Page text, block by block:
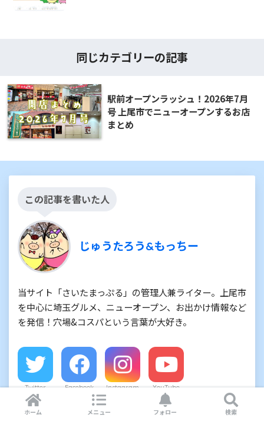
同じカテゴリーの記事
駅前オープンラッシュ！2026年7月
号 上尾市でニューオープンするお店
まとめ
この記事を書いた人
じゅうたろう&もっちー
当サイト「さいたまっぷる」の管理人兼ライター。上尾市
を中心に埼玉グルメ、ニューオープン、お出かけ情報など
を発信！穴場&コスパという言葉が大好き。
Twitter Facebook Instagram YouTube
ホーム メニュー フォロー 検索